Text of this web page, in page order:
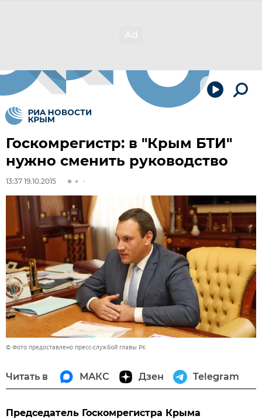
Госкомрегистр: в "Крым БТИ"
нужно сменить руководство
13:37 19.10.2015
© Фото предоставлено пресс-службой главы РК
Читать в МАКС Дзен Telegram
Председатель Госкомрегистра Крыма